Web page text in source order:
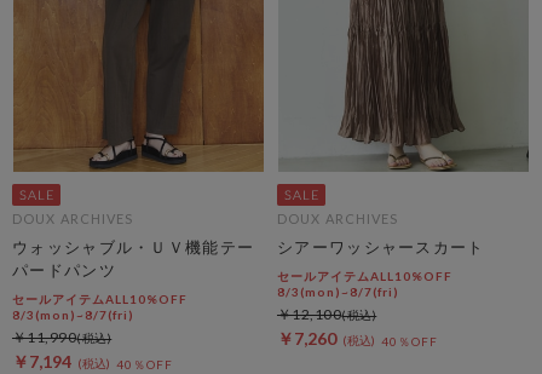
DOUX ARCHIVES
ウォッシャブル・ＵＶ機能テー
パードパンツ
セールアイテムALL10%OFF
8/3(mon)~8/7(fri)
￥7,194 40％OFF
￥11,990
DOUX ARCHIVES
シアーワッシャースカート
セールアイテムALL10%OFF
8/3(mon)~8/7(fri)
￥7,260 40％OFF
￥12,100